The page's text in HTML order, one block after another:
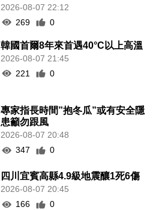
2026-08-07 22:12
269
0
韓國首爾8年來首遇40°C以上高溫
2026-08-07 21:45
221
0
專家指長時間”抱冬瓜”或有安全隱
患籲勿跟風
2026-08-07 20:48
347
0
四川宜賓高縣4.9級地震釀1死6傷
2026-08-07 20:45
166
0